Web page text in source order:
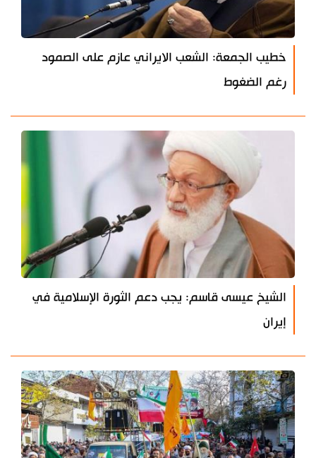
خطيب الجمعة: الشعب الايراني عازم على الصمود
رغم الضغوط
الشيخ عيسى قاسم: يجب دعم الثورة الإسلامية في
إيران